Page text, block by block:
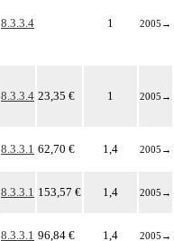
8.3.3.4 1 2005 →
8.3.3.4 23,35 € 1 2005 →
8.3.3.1 62,70 € 1,4 2005 →
8.3.3.1 153,57 € 1,4 2005 →
8.3.3.1 96,84 € 1,4 2005 →